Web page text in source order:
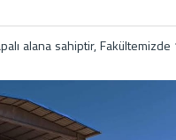
alana sahiptir,